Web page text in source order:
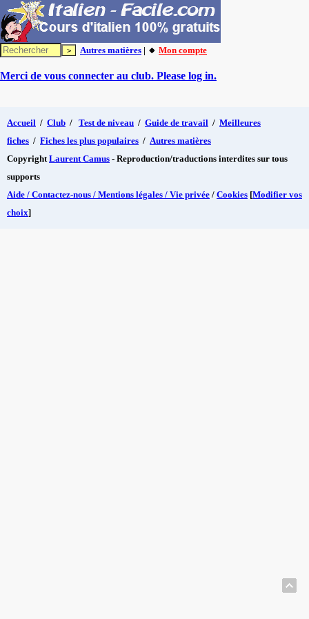
Autres matières | 🔸 Mon compte
Merci de vous connecter au club. Please log in.
Accueil / Club / Test de niveau / Guide de travail / Meilleures
fiches / Fiches les plus populaires / Autres matières
CopyrightLaurent Camus - Reproduction/traductions interdites sur tous
supports
Aide / Contactez-nous / Mentions légales / Vie privée / Cookies [Modifier vos
choix]